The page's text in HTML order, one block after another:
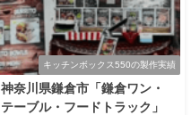
キッチンボックス550の製作実績
神奈川県鎌倉市「鎌倉ワン・
テーブル・フードトラック」